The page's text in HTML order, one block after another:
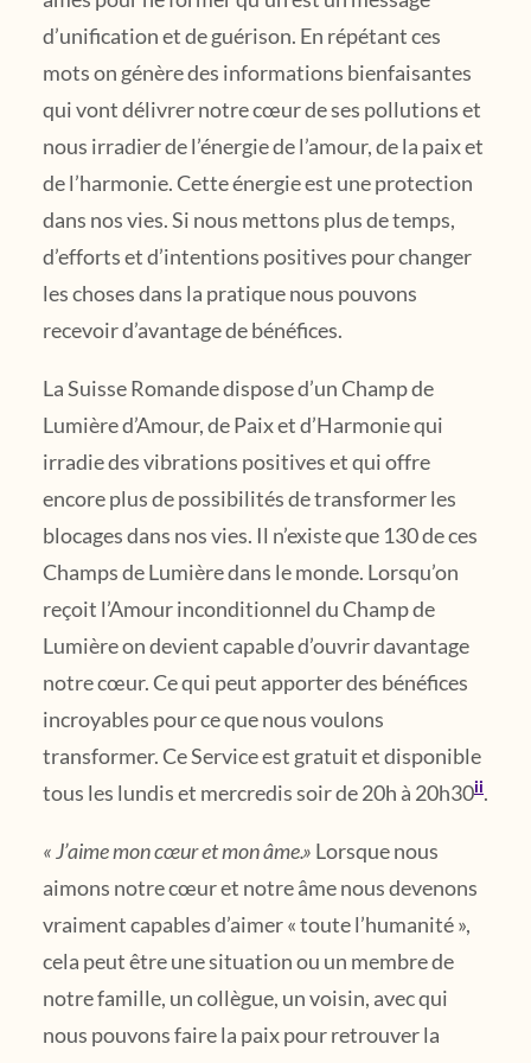
d’unification et de guérison. En répétant ces
mots on génère des informations bienfaisantes
qui vont délivrer notre cœur de ses pollutions et
nous irradier de l’énergie de l’amour, de la paix et
de l’harmonie. Cette énergie est une protection
dans nos vies. Si nous mettons plus de temps,
d’efforts et d’intentions positives pour changer
les choses dans la pratique nous pouvons
recevoir d’avantage de bénéfices.
La Suisse Romande dispose d’un Champ de
Lumière d’Amour, de Paix et d’Harmonie qui
irradie des vibrations positives et qui offre
encore plus de possibilités de transformer les
blocages dans nos vies. Il n’existe que 130 de ces
Champs de Lumière dans le monde. Lorsqu’on
reçoit l’Amour inconditionnel du Champ de
Lumière on devient capable d’ouvrir davantage
notre cœur. Ce qui peut apporter des bénéfices
incroyables pour ce que nous voulons
transformer. Ce Service est gratuit et disponible
tous les lundis et mercredis soir de 20h à 20h30ii.
« J’aime mon cœur et mon âme.» Lorsque nous
aimons notre cœur et notre âme nous devenons
vraiment capables d’aimer « toute l’humanité »,
cela peut être une situation ou un membre de
notre famille, un collègue, un voisin, avec qui
nous pouvons faire la paix pour retrouver la